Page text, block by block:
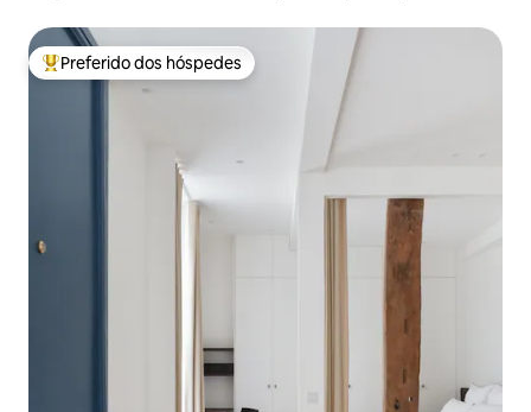
Entre os melhores preferidos dos hóspedes
Preferido dos hóspedes